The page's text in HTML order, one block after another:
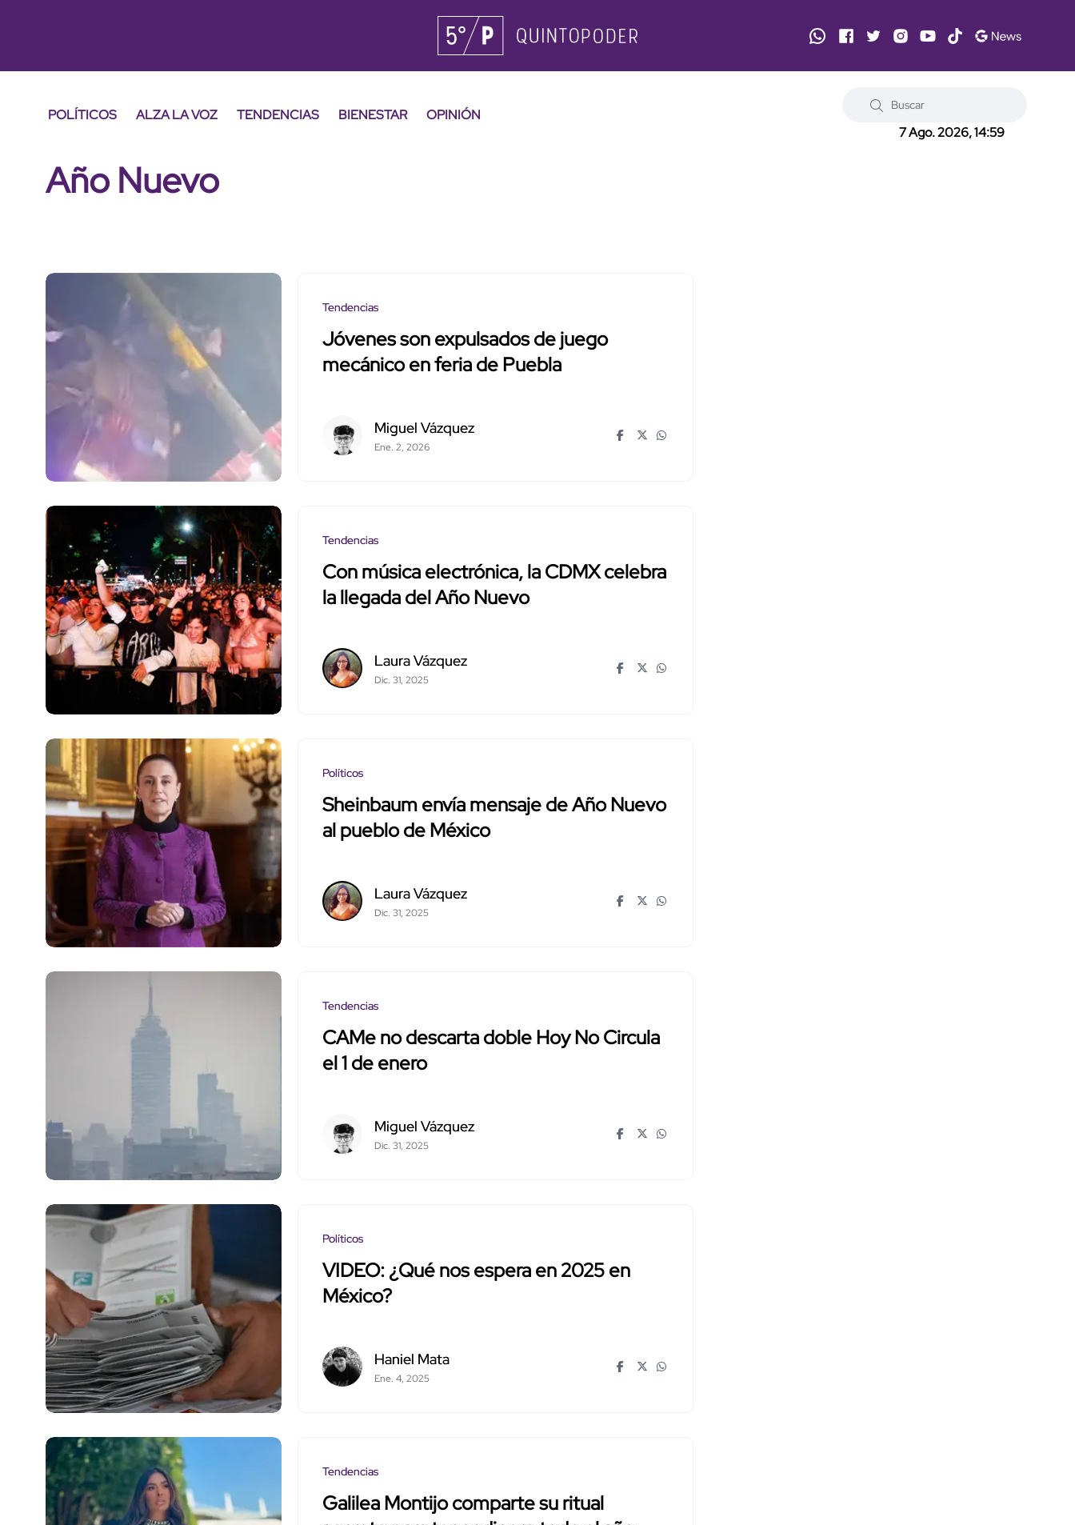
POLÍTICOS ALZA LA VOZ TENDENCIAS BIENESTAR
OPINIÓN
7 Ago. 2026, 14:59
Año Nuevo
Tendencias
Jóvenes son expulsados de juego
mecánico en feria de Puebla
Miguel Vázquez
Ene. 2, 2026
Tendencias
Con música electrónica, la CDMX celebra
la llegada del Año Nuevo
Laura Vázquez
Dic. 31, 2025
Políticos
Sheinbaum envía mensaje de Año Nuevo
al pueblo de México
Laura Vázquez
Dic. 31, 2025
Tendencias
CAMe no descarta doble Hoy No Circula
el 1 de enero
Miguel Vázquez
Dic. 31, 2025
Políticos
VIDEO: ¿Qué nos espera en 2025 en
México?
Haniel Mata
Ene. 4, 2025
Tendencias
Galilea Montijo comparte su ritual